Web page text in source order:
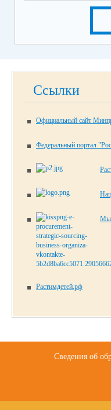
Ссылки
Официальный сайт
Федеральный портал
Мы
Растимдетей.рф
Сведения об